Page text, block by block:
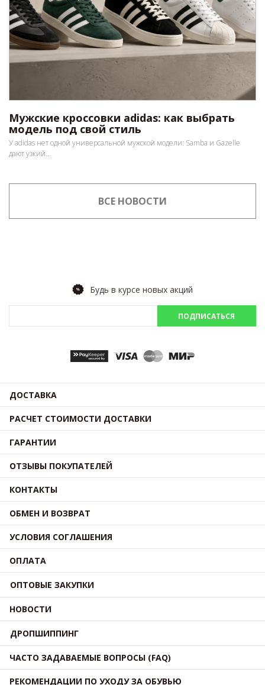
Мужские кроссовки adidas: как выбрать
модель под свой стиль
У adidas нет одной универсальной мужской модели: Samba и Gazelle
дают узкий...
ВСЕ НОВОСТИ
Будь в курсе новых акций
ПОДПИСАТЬСЯ
ДОСТАВКА
РАСЧЕТ СТОИМОСТИ ДОСТАВКИ
ГАРАНТИИ
ОТЗЫВЫ ПОКУПАТЕЛЕЙ
КОНТАКТЫ
ОБМЕН И ВОЗВРАТ
УСЛОВИЯ СОГЛАШЕНИЯ
ОПЛАТА
ОПТОВЫЕ ЗАКУПКИ
НОВОСТИ
ДРОПШИППИНГ
ЧАСТО ЗАДАВАЕМЫЕ ВОПРОСЫ (FAQ)
РЕКОМЕНДАЦИИ ПО УХОДУ ЗА ОБУВЬЮ